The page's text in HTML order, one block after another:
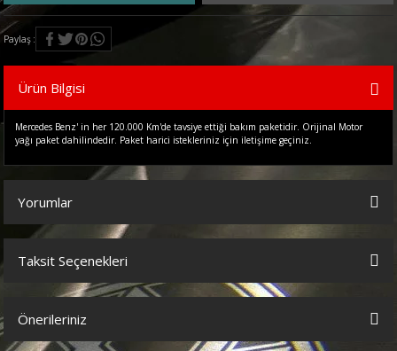
Paylaş
Ürün Bilgisi
Mercedes Benz' in her 120.000 Km'de tavsiye ettiği bakım paketidir. Orijinal Motor
yağı paket dahilindedir. Paket harici istekleriniz için iletişime geçiniz.
Yorumlar
Bu ürüne ilk yorumu siz yapın!
Taksit Seçenekleri
Önerileriniz